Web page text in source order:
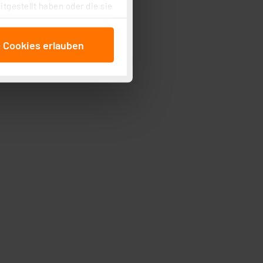
haben oder die sie
(Art. 6
ist durch Klick auf den
Einstellungen“
dieser Daten zur
Einstellungen können
von Cookies
Cookies erlauben